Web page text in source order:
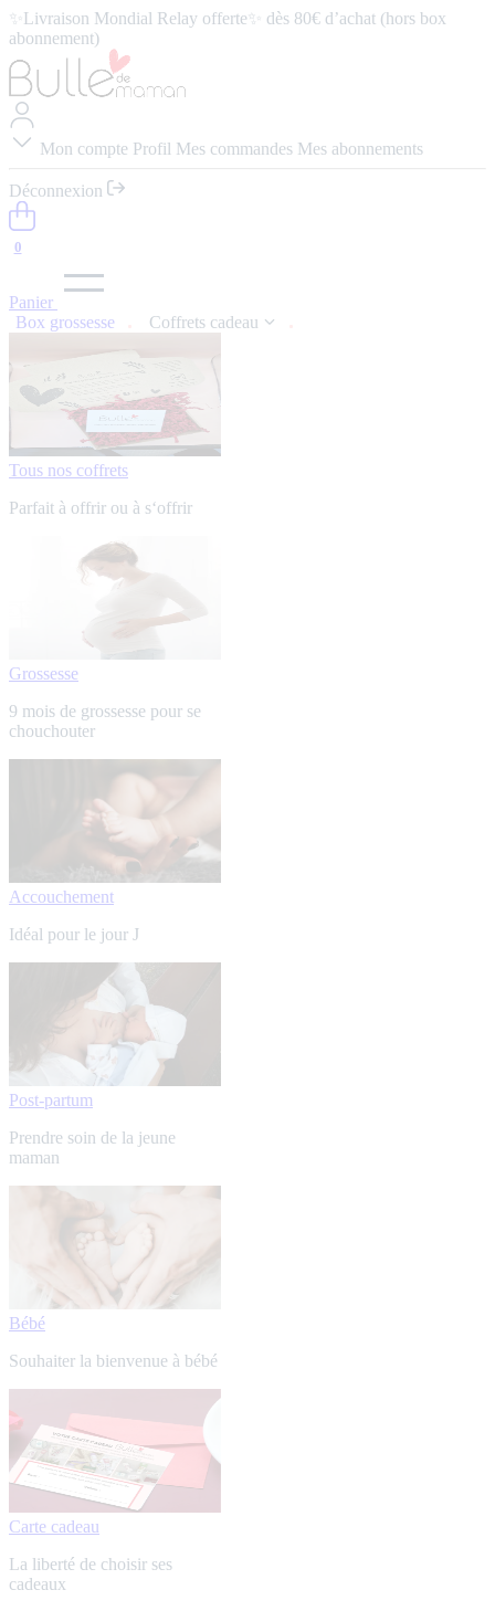
✨Livraison Mondial Relay offerte✨ dès 80€ d’achat (hors box
abonnement)
⭐️ 4,9/5 (57 avis google) ⭢
Mon compte Profil Mes commandes Mes abonnements
Déconnexion
0
Panier
Box grossesse
Coffrets cadeau
Tous nos coffrets
Parfait à offrir ou à s‘offrir
Grossesse
9 mois de grossesse pour se
chouchouter
Accouchement
Idéal pour le jour J
Post-partum
Prendre soin de la jeune
maman
Bébé
Souhaiter la bienvenue à bébé
Carte cadeau
La liberté de choisir ses
cadeaux